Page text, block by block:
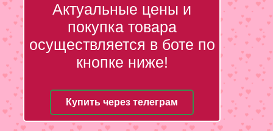
Актуальные цены и
покупка товара
осуществляется в боте по
кнопке ниже!
Купить через телеграм